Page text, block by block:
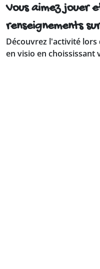
Vous aimez jouer
renseignements
Découvrez l'activité
en visio en choississant